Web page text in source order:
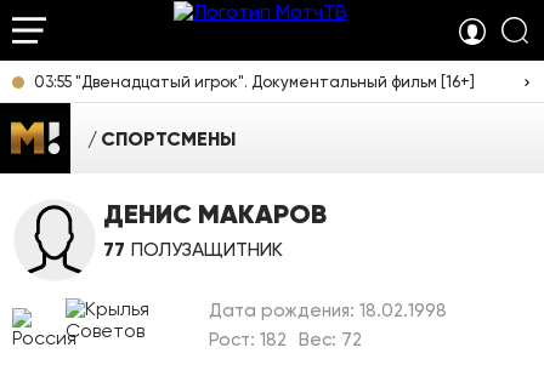
03:55 "Двенадцатый игрок". Документальный фильм [16+]
СПОРТСМЕНЫ
ДЕНИС МАКАРОВ
77 ПОЛУЗАЩИТНИК
Дата рождения: 18.02.1998
Рост: 182
Вес: 72